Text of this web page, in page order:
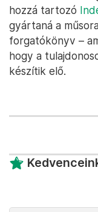
hozzá tartozó
gyártaná a
forgatókönyv –
hogy a
készítik elő.